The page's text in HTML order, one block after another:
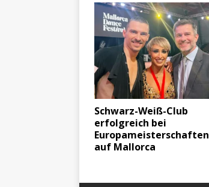
Schwarz-Weiß-Club
erfolgreich bei
Europameisterschaften
auf Mallorca